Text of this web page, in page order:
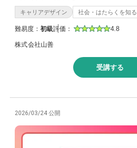
キャリアデザイン 社会・はたらくを知る
難易度： 初級評価： 4.8
株式会社山善
受講する
2026/03/24 公開